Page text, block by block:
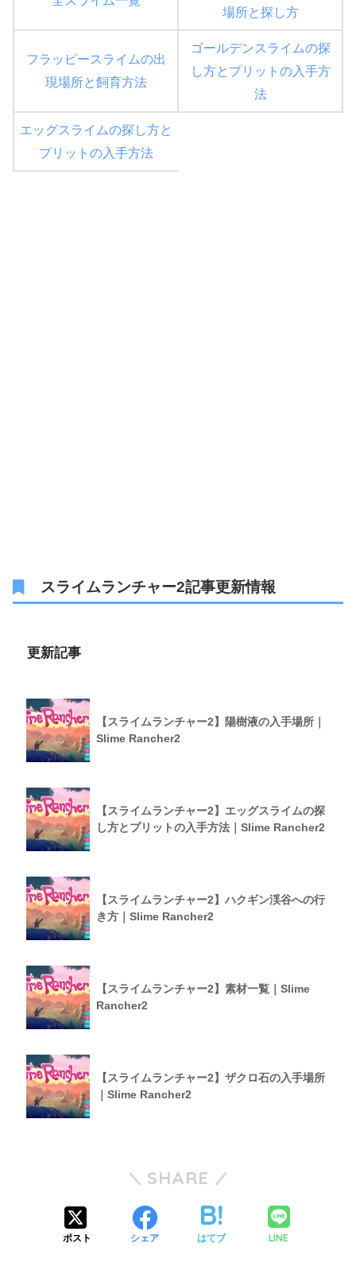
場所と探し方
フラッピースライムの出
現場所と飼育方法
ゴールデンスライムの探
し方とプリットの入手方
法
エッグスライムの探し方と
プリットの入手方法
スライムランチャー2記事更新情報
更新記事
【スライムランチャー2】陽樹液の入手場所｜
Slime Rancher2
【スライムランチャー2】エッグスライムの探
し方とプリットの入手方法｜Slime Rancher2
【スライムランチャー2】ハクギン渓谷への行
き方｜Slime Rancher2
【スライムランチャー2】素材一覧｜Slime
Rancher2
【スライムランチャー2】ザクロ石の入手場所
｜Slime Rancher2
SHARE
ポスト シェア はてブ LINE